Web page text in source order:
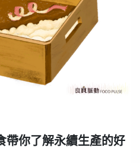
帶你了解永續生產的好